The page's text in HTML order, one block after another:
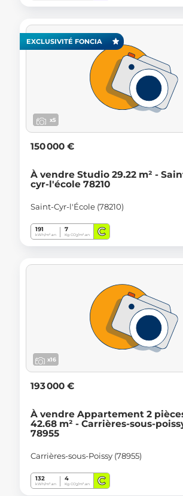
EXCLUSIVITÉ FONCIA
x5
150 000 €
À vendre Studio 29.22 m² -
cyr-l'école 78210
Saint-Cyr-l'École (78210)
191
kWh/m².an
7
Kg CO2/m².an C
x16
193 000 €
À vendre Appartement 2
42.68 m² - Carrières-sous-
78955
Carrières-sous-Poissy (78955)
132
kWh/m².an
4
Kg CO2/m².an C